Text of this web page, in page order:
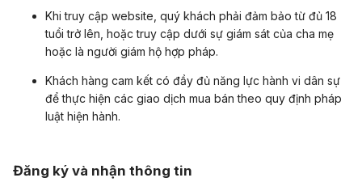
Khi truy cập website, quý khách phải đảm bảo từ đủ 18
tuổi trở lên, hoặc truy cập dưới sự giám sát của cha mẹ
hoặc là người giám hộ hợp pháp.
Khách hàng cam kết có đầy đủ năng lực hành vi dân sự
để thực hiện các giao dịch mua bán theo quy định pháp
luật hiện hành.
Đăng ký và nhận thông tin